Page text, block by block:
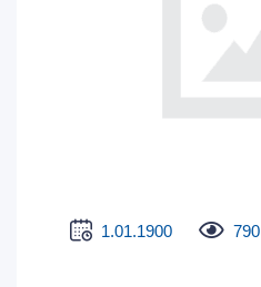
1.01.1900 790